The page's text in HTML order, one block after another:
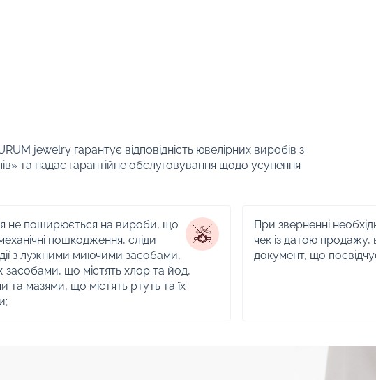
jewelry гарантує відповідність ювелірних виробів з
та надає гарантійне обслуговування щодо усунення
не поширюється на вироби, що
пошкодження, сліди
з лужними миючими засобами,
засобами, що містять хлор та йод,
та мазями, що містять ртуть та їх
При зверненні
чек із датою продажу,
документ, що